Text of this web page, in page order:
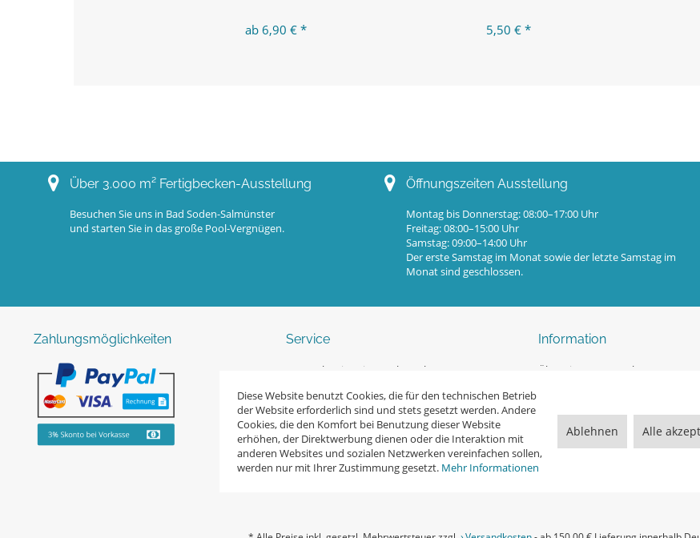
ab 6,90 € * 5,50 € *
Über 3.000 m² Fertigbecken-Ausstellung
Besuchen Sie uns in Bad Soden-Salmünster
und starten Sie in das große Pool-Vergnügen.
Öffnungszeiten Ausstellung
Montag bis Donnerstag: 08:00–17:00 Uhr
Freitag: 08:00–15:00 Uhr
Samstag: 09:00–14:00 Uhr
Der erste Samstag im Monat sowie der letzte Samstag im
Monat sind geschlossen.
Zahlungsmöglichkeiten Service
123pool-Swimmingpool-Kataloge
Zum Anfrageformular
Planung und Beratung
Defektes Produkt / Ersatzteile
Information
Überwinterung Pools
Sicherheitshinweise nach DIN EN
Diese Website benutzt Cookies, die für den technischen Betrieb
der Website erforderlich sind und stets gesetzt werden. Andere
Cookies, die den Komfort bei Benutzung dieser Website
erhöhen, der Direktwerbung dienen oder die Interaktion mit
anderen Websites und sozialen Netzwerken vereinfachen sollen,
werden nur mit Ihrer Zustimmung gesetzt. Mehr Informationen
Ablehnen Alle